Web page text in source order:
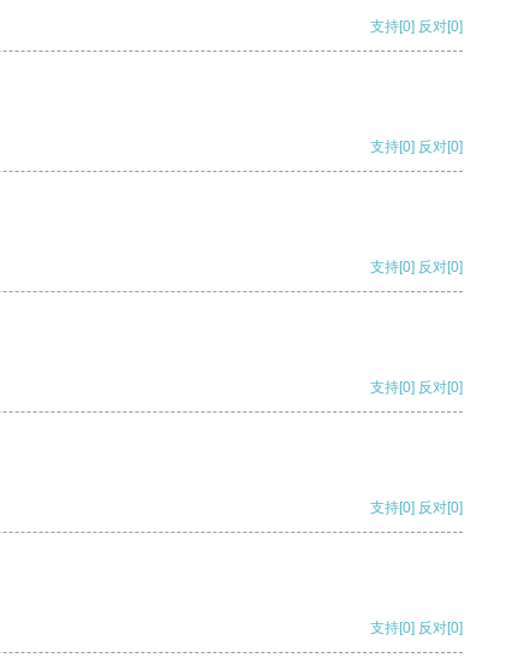
支持[0] 反对[0]
支持[0] 反对[0]
支持[0] 反对[0]
支持[0] 反对[0]
支持[0] 反对[0]
支持[0] 反对[0]